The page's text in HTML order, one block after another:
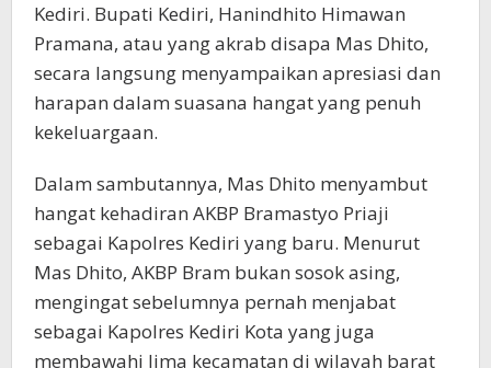
Kediri. Bupati Kediri, Hanindhito Himawan
Pramana, atau yang akrab disapa Mas Dhito,
secara langsung menyampaikan apresiasi dan
harapan dalam suasana hangat yang penuh
kekeluargaan.
Dalam sambutannya, Mas Dhito menyambut
hangat kehadiran AKBP Bramastyo Priaji
sebagai Kapolres Kediri yang baru. Menurut
Mas Dhito, AKBP Bram bukan sosok asing,
mengingat sebelumnya pernah menjabat
sebagai Kapolres Kediri Kota yang juga
membawahi lima kecamatan di wilayah barat